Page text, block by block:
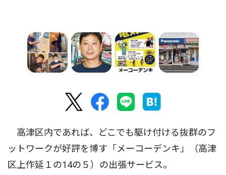
高津区内であれば、どこでも駆け付ける抜群のフ
ットワークが好評を博す「メーコーデンキ」（高津
区上作延１の14の５）の出張サービス。